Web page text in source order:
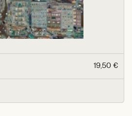
19,50 €